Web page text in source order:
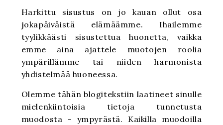
Harkittu sisustus on jo kauan ollut osa
jokapäiväistä elämäämme. Ihailemme
tyylikkäästi sisustettua huonetta, vaikka
emme aina ajattele muotojen roolia
ympärillämme tai niiden harmonista
yhdistelmää huoneessa.
Olemme tähän blogitekstiin laatineet sinulle
mielenkiintoisia tietoja tunnetusta
muodosta - ympyrästä. Kaikilla muodoilla